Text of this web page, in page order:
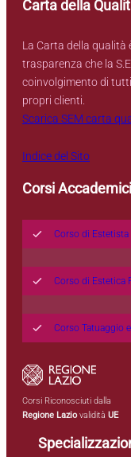
Carta della
La Carta della qualità
trasparenza che la
coinvolgimento di
propri clienti.
Scarica SEM carta
Indice del Sito
Corsi Accademici
Corso di
Corso di Estetica
Corso Tatuaggio
Corsi Riconosciuti dalla
Regione Laziovalidità UE